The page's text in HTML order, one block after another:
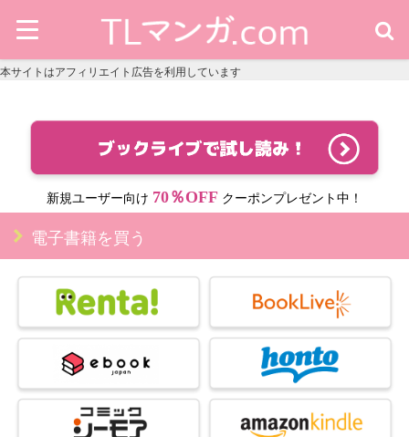
本サイトはアフィリエイト広告を利用しています
新規ユーザー向け 70％OFF クーポンプレゼント中！
電子書籍を買う